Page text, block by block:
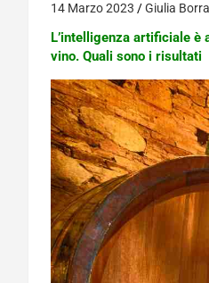
14 Marzo 2023 Giulia
L’intelligenza artificiale è
vino. Quali sono i risultati